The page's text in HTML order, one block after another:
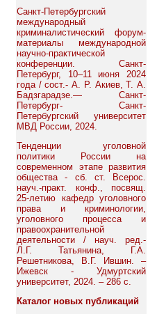
Санкт-Петербургский
международный
криминалистический форум-
материалы международной
научно-практической
конференции. Санкт-
Петербург, 10–11 июня 2024
года / сост.- А. Р. Акиев, Т. А.
Бадзгарадзе.— Санкт-
Петербург- Санкт-
Петербургский университет
МВД России, 2024.
Тенденции уголовной
политики России на
современном этапе развития
общества - сб. ст. Всерос.
науч.-практ. конф., посвящ.
25-летию кафедр уголовного
права и криминологии,
уголовного процесса и
правоохранительной
деятельности / науч. ред.-
Л.Г. Татьянина, Г.А.
Решетникова, В.Г. Ившин. –
Ижевск - Удмуртский
университет, 2024. – 286 с.
Каталог новых публикаций